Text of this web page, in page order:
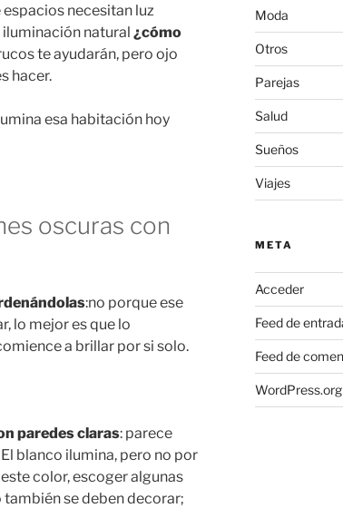
necesitan luz
natural ¿cómo
te ayudarán, pero ojo
hacer.
esa habitación hoy
oscuras con
:no porque ese
lo mejor es que lo
a brillar por si solo.
paredes claras: parece
blanco ilumina, pero no por
color, escoger algunas
se deben decorar;
Moda
Otros
Parejas
Salud
Sueños
Viajes
META
Acceder
Feed de
Feed de
WordPress.org